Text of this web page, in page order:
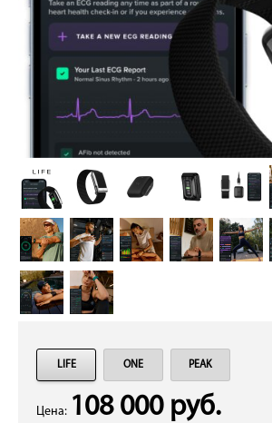
LIFE ONE PEAK
Цена: 108 000 руб.